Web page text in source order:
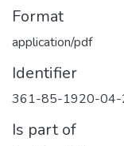
Format
application/pdf
Identifier
361-85-1920-04-
Is part of